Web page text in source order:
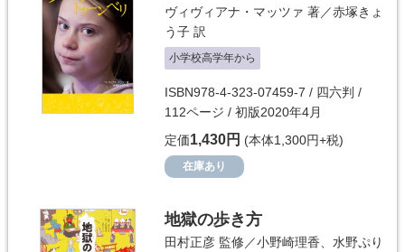
ヴィヴィアナ・マッツァ 著／赤塚きょ
う子 訳
小学校高学年から
ISBN978-4-323-07459-7 / 四六判 /
112ページ / 初版2020年4月
定価1,430円 (本体1,300円+税)
在庫あり
地獄の歩き方
田村正彦 監修／小野崎理香、 水野ぷり